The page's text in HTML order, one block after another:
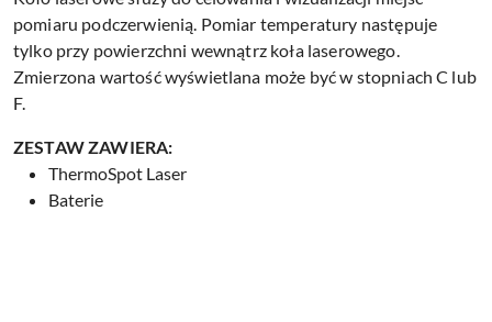
pomiaru podczerwienią. Pomiar temperatury następuje
tylko przy powierzchni wewnątrz koła laserowego.
Zmierzona wartość wyświetlana może być w stopniach C lub
F.
ZESTAW ZAWIERA:
ThermoSpot Laser
Baterie